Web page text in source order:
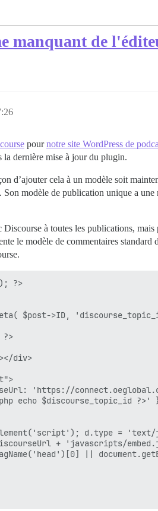
manquant de
pournotre site WordPress de
la dernière mise à jour du plugin.
d’ajouter cela à un modèle soit
modèle de publication unique a
Discourse à toutes les publications,
le modèle de commentaires
?>